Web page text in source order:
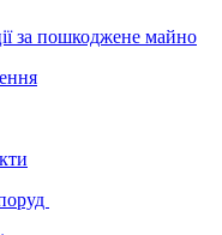
за пошкоджене майно